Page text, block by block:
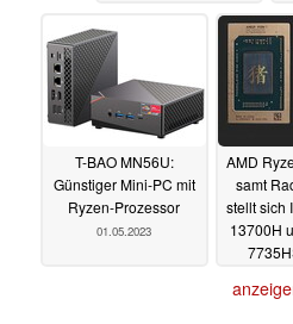
T-BAO MN56U:
Günstiger Mini-PC mit
Ryzen-Prozessor
01.05.2023
AMD
samt
stellt sich
13700H